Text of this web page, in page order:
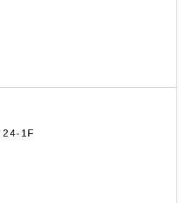
24-1F